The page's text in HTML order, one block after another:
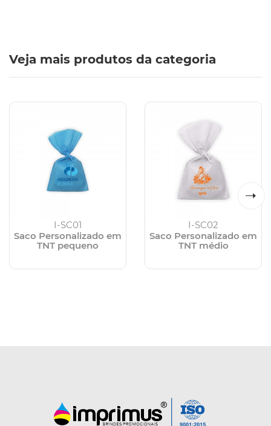
Veja mais produtos da categoria
I-SC01
Saco Personalizado em
TNT pequeno
I-SC02
Saco Personalizado em
TNT médio